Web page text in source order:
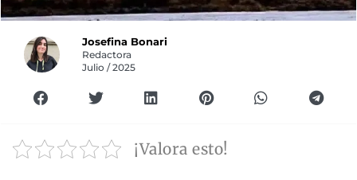
Josefina Bonari
Redactora
Julio / 2025
¡Valora esto!